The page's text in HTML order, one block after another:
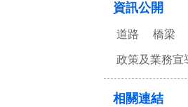
資訊公開
道路 橋梁
政策及業務宣
相關連結